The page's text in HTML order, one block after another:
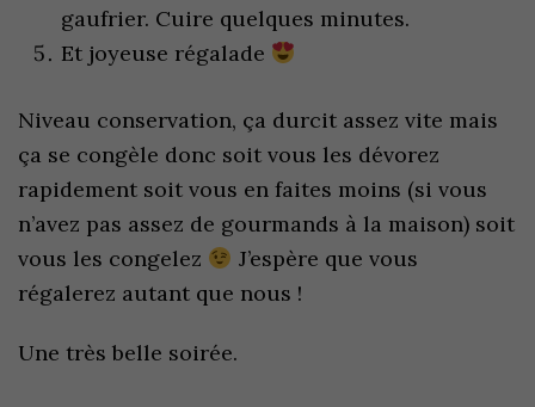
gaufrier. Cuire quelques minutes.
Et joyeuse régalade
Niveau conservation, ça durcit assez vite mais
ça se congèle donc soit vous les dévorez
rapidement soit vous en faites moins (si vous
n’avez pas assez de gourmands à la maison) soit
vous les congelez
J’espère que vous
régalerez autant que nous !
Une très belle soirée.